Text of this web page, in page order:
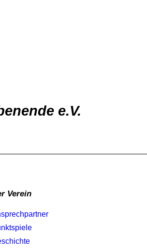
e.V.
Verein